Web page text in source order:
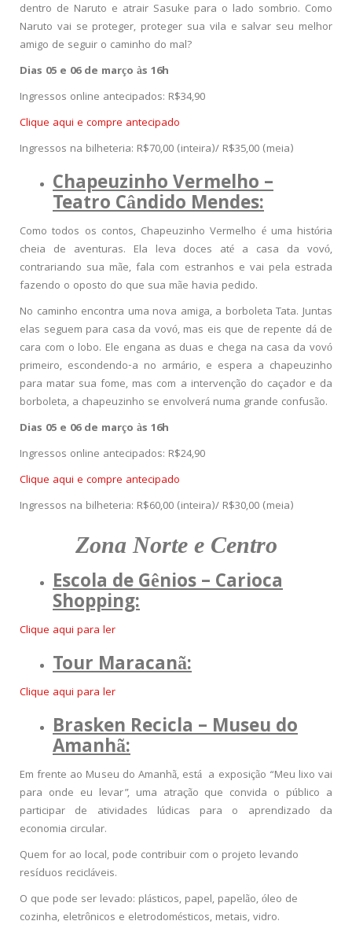
dentro de Naruto e atrair Sasuke para o lado sombrio. Como
Naruto vai se proteger, proteger sua vila e salvar seu melhor
amigo de seguir o caminho do mal?
Dias 05 e 06 de março às 16h
Ingressos online antecipados: R$34,90
Clique aqui e compre antecipado
Ingressos na bilheteria: R$70,00 (inteira)/ R$35,00 (meia)
Chapeuzinho Vermelho –
Teatro Cândido Mendes:
Como todos os contos, Chapeuzinho Vermelho é uma história
cheia de aventuras. Ela leva doces até a casa da vovó,
contrariando sua mãe, fala com estranhos e vai pela estrada
fazendo o oposto do que sua mãe havia pedido.
No caminho encontra uma nova amiga, a borboleta Tata. Juntas
elas seguem para casa da vovó, mas eis que de repente dá de
cara com o lobo. Ele engana as duas e chega na casa da vovó
primeiro, escondendo-a no armário, e espera a chapeuzinho
para matar sua fome, mas com a intervenção do caçador e da
borboleta, a chapeuzinho se envolverá numa grande confusão.
Dias 05 e 06 de março às 16h
Ingressos online antecipados: R$24,90
Clique aqui e compre antecipado
Ingressos na bilheteria: R$60,00 (inteira)/ R$30,00 (meia)
Zona Norte e Centro
Escola de Gênios – Carioca
Shopping:
Clique aqui para ler
Tour Maracanã:
Clique aqui para ler
Brasken Recicla – Museu do
Amanhã:
Em frente ao Museu do Amanhã, está a exposição “Meu lixo vai
para onde eu levar”, uma atração que convida o público a
participar de atividades lúdicas para o aprendizado da
economia circular.
Quem for ao local, pode contribuir com o projeto levando
resíduos recicláveis.
O que pode ser levado: plásticos, papel, papelão, óleo de
cozinha, eletrônicos e eletrodomésticos, metais, vidro.